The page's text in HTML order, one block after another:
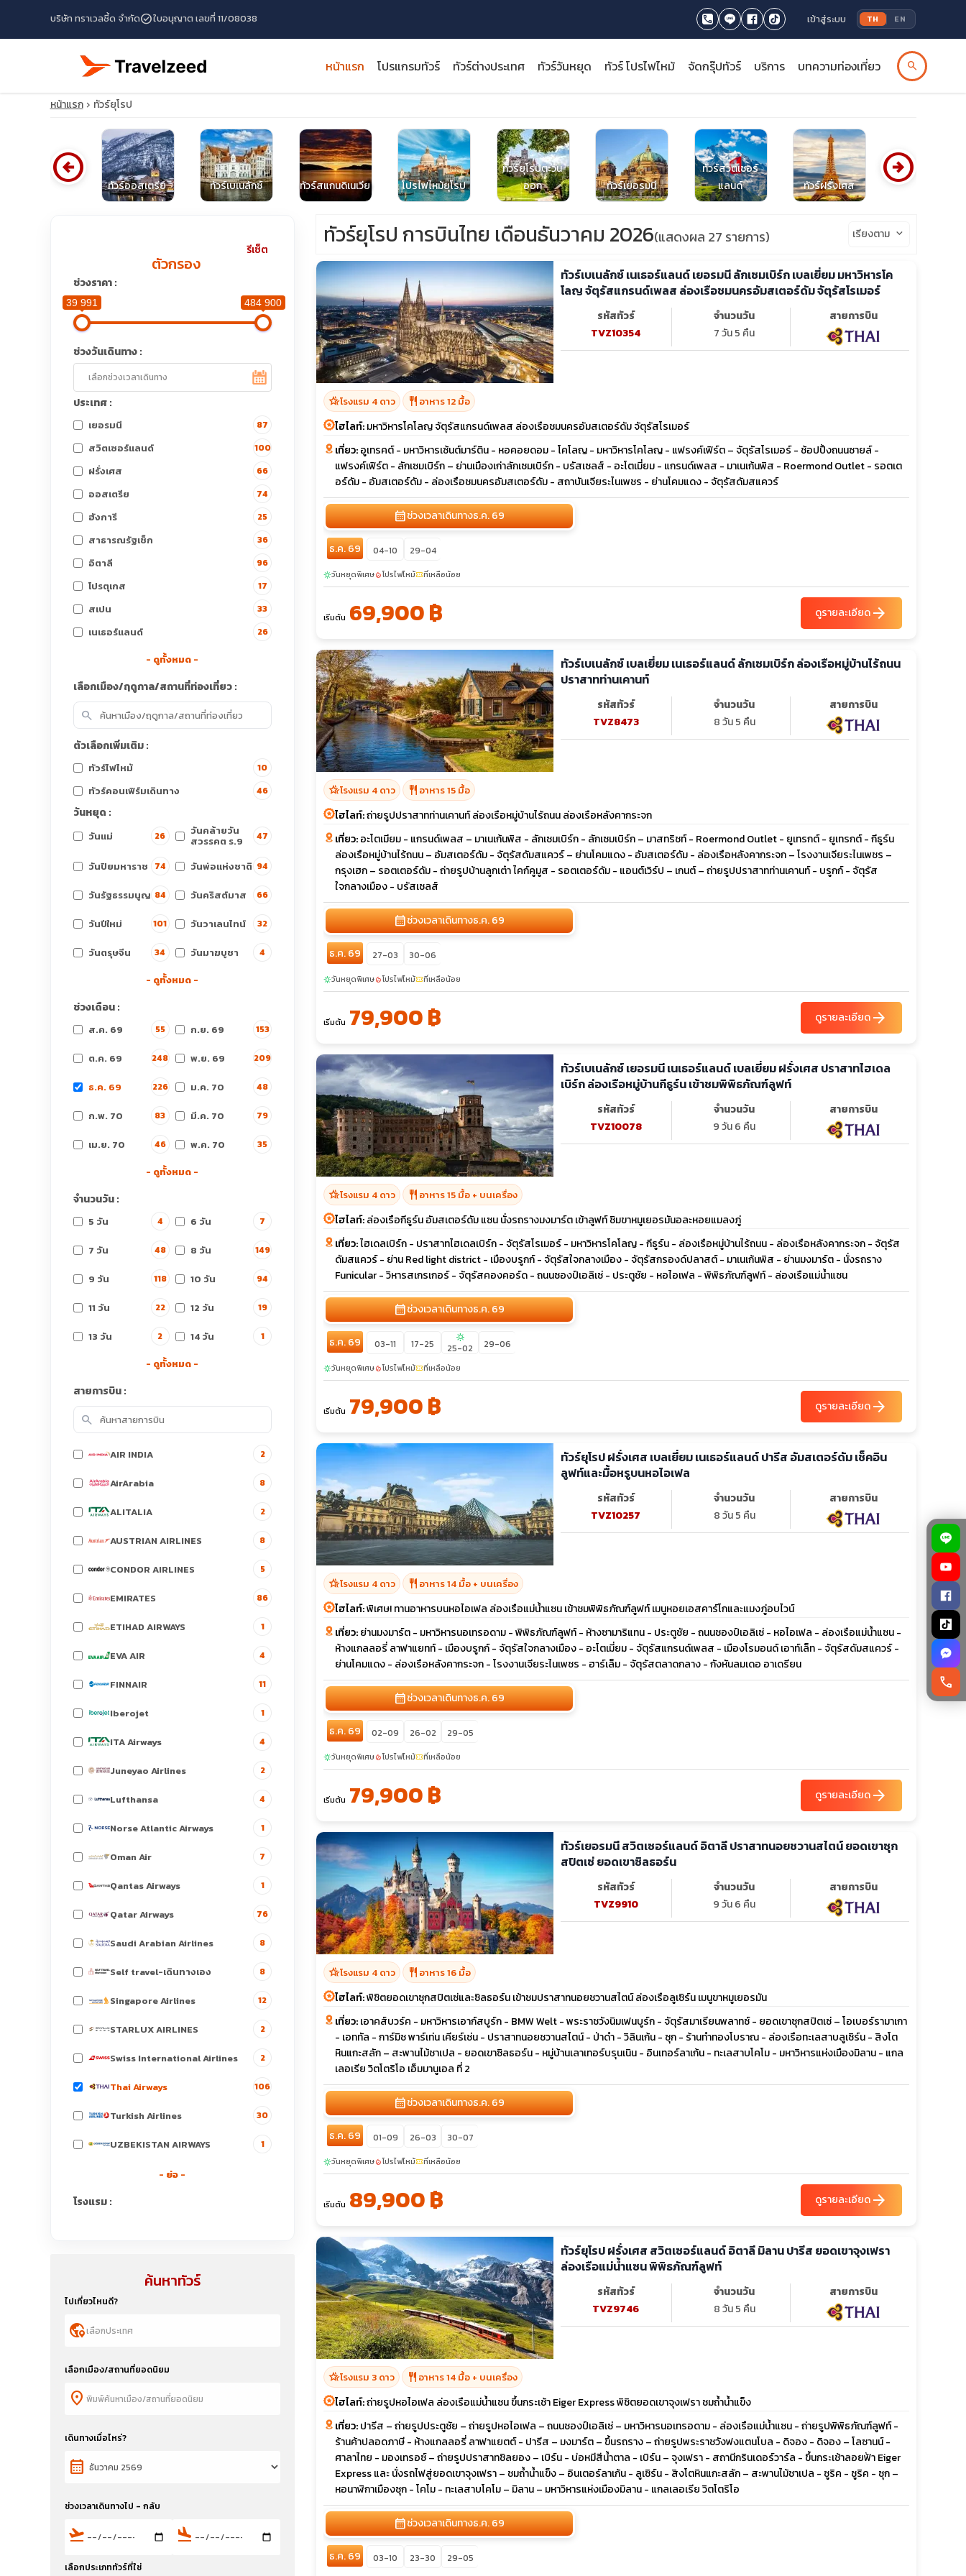
บริษัท ทราเวลซี้ด จำกัดcheck_circleใบอนุญาต เลขที่ 11/08038 เข้าสู่ระบบ TH EN
หน้าแรก โปรแกรมทัวร์ ทัวร์ต่างประเทศ ทัวร์วันหยุด ทัวร์ โปรไฟไหม้ จัดกรุ๊ปทัวร์ บริการ บทความท่องเที่ยว search
close
หน้าแรก ทัวร์ยุโรป
ทัวร์ออสเตรีย ทัวร์เบเนลักซ์ ทัวร์สแกนดิเนเวีย โปรไฟไหม้ยุโรป
ทัวร์ยุโรปตะวัน
ออก
ทัวร์เยอรมนี
ทัวร์สวิตเซอร์
แลนด์
ทัวร์ฝรั่งเศส
arrow_circle_left arrow_circle_right
รีเซ็ต
ตัวกรอง
ช่วงราคา :
39 991 484 900
ช่วงวันเดินทาง :
ประเทศ :
เยอรมนี 87
สวิตเซอร์แลนด์ 100
ฝรั่งเศส 66
ออสเตรีย 74
ฮังการี 25
สาธารณรัฐเช็ก 36
อิตาลี 96
โปรตุเกส 17
สเปน 33
เนเธอร์แลนด์ 26
- ดูทั้งหมด -
เลือกเมือง/ฤดูกาล/สถานที่ท่องเที่ยว :
search
ตัวเลือกเพิ่มเติม :
ทัวร์ไฟไหม้ 10
ทัวร์คอนเฟิร์มเดินทาง 46
วันหยุด :
วันแม่ 26 วันคล้ายวัน
สวรรคต ร.9 47
วันปิยมหาราช 74 วันพ่อแห่งชาติ 94
วันรัฐธรรมนูญ 84 วันคริสต์มาส 66
วันปีใหม่ 101 วันวาเลนไทน์ 32
วันตรุษจีน 34 วันมาฆบูชา 4
- ดูทั้งหมด -
ช่วงเดือน :
ส.ค. 69 55 ก.ย. 69 153
ต.ค. 69 248 พ.ย. 69 209
ธ.ค. 69 226 ม.ค. 70 48
ก.พ. 70 83 มี.ค. 70 79
เม.ย. 70 46 พ.ค. 70 35
- ดูทั้งหมด -
จำนวนวัน :
5 วัน 4 6 วัน 7
7 วัน 48 8 วัน 149
9 วัน 118 10 วัน 94
11 วัน 22 12 วัน 19
13 วัน 2 14 วัน 1
- ดูทั้งหมด -
สายการบิน :
search
AIR INDIA 2
AirArabia 8
ALITALIA 2
AUSTRIAN AIRLINES 8
CONDOR AIRLINES 5
EMIRATES 86
ETIHAD AIRWAYS 1
EVA AIR 4
FINNAIR 11
Iberojet 1
ITA Airways 4
Juneyao Airlines 2
Lufthansa 4
Norse Atlantic Airways 1
Oman Air 7
Qantas Airways 1
Qatar Airways 76
Saudi Arabian Airlines 8
Self travel-เดินทางเอง 8
Singapore Airlines 12
STARLUX AIRLINES 2
Swiss International Airlines 2
Thai Airways 106
Turkish Airlines 30
UZBEKISTAN AIRWAYS 1
- ย่อ -
โรงแรม :
ค้นหาทัวร์
ไปเที่ยวไหนดี?
globe_location_pin
เลือกเมือง/สถานที่ยอดนิยม
location_on
เดินทางเมื่อไหร่?
calendar_month
ช่วงเวลาเดินทางไป - กลับ
flight_takeoff flight_land
เลือกประเภททัวร์ที่ใช่
ทัวร์ยุโรป การบินไทย เดือนธันวาคม 2026(แสดงผล 27 รายการ) เรียงตาม keyboard_arrow_down
ทัวร์เบเนลักซ์ เนเธอร์แลนด์ เยอรมนี ลักเซมเบิร์ก เบลเยี่ยม มหาวิหารโค
โลญ จัตุรัสแกรนด์เพลส ล่องเรือชมนครอัมสเตอร์ดัม จัตุรัสโรเมอร์
รหัสทัวร์
TVZ10354
จำนวนวัน
7 วัน 5 คืน
สายการบิน
hotel_classโรงแรม 4 ดาว restaurant อาหาร 12 มื้อ
ไฮไลท์:มหาวิหารโคโลญ จัตุรัสแกรนด์เพลส ล่องเรือชมนครอัมสเตอร์ดัม จัตุรัสโรเมอร์
เที่ยว:อูเทรคต์ - มหาวิหารเซ้นต์มาร์ติน - หอคอยดอม - โคโลญ - มหาวิหารโคโลญ - แฟรงค์เฟิร์ต – จัตุรัสโรเมอร์ - ช้อปปิ้งถนนซายล์ -
แฟรงค์เฟิร์ต - ลักเซมเบิร์ก – ย่านเมืองเก่าลักเซมเบิร์ก - บรัสเซลส์ - อะโตเมี่ยม - แกรนด์เพลส - มาเนเก้นพิส - Roermond Outlet - รอตเต
อร์ดัม - อัมสเตอร์ดัม - ล่องเรือชมนครอัมสเตอร์ดัม - สถาบันเจียระไนเพชร - ย่านโคมแดง - จัตุรัสดัมสแควร์
calendar_monthช่วงเวลาเดินทางธ.ค. 69
ธ.ค. 69 04-10 29-04
sunnyวันหยุดพิเศษlocal_fire_departmentโปรไฟไหม้confirmation_numberที่เหลือน้อย
เริ่มต้น 69,900 ฿ ดูรายละเอียดarrow_forward
ทัวร์เบเนลักซ์ เบลเยี่ยม เนเธอร์แลนด์ ลักเซมเบิร์ก ล่องเรือหมู่บ้านไร้ถนน
ปราสาทท่านเคานท์
รหัสทัวร์
TVZ8473
จำนวนวัน
8 วัน 5 คืน
สายการบิน
hotel_classโรงแรม 4 ดาว restaurant อาหาร 15 มื้อ
ไฮไลท์:ถ่ายรูปปราสาทท่านเคานท์ ล่องเรือหมู่บ้านไร้ถนน ล่องเรือหลังคากระจก
เที่ยว:อะโตเมียม - แกรนด์เพลส – มาเนเก้นพิส - ลักเซมเบิร์ก - ลักเซมเบิร์ก – มาสทริชท์ - Roermond Outlet - ยูเทรกต์ - ยูเทรกต์ - กีธูร์น
ล่องเรือหมู่บ้านไร้ถนน – อัมสเตอร์ดัม - จัตุรัสดัมสแควร์ – ย่านโคมแดง - อัมสเตอร์ดัม - ล่องเรือหลังคากระจก – โรงงานเจียระไนเพชร –
กรุงเฮก – รอตเตอร์ดัม - ถ่ายรูปบ้านลูกเต๋า ไคก์คูมูส - รอตเตอร์ดัม - แอนต์เวิร์ป – เกนต์ – ถ่ายรูปปราสาทท่านเคานท์ - บรูกก์ - จัตุรัส
ใจกลางเมือง - บรัสเซลส์
calendar_monthช่วงเวลาเดินทางธ.ค. 69
ธ.ค. 69 27-03 30-06
sunnyวันหยุดพิเศษlocal_fire_departmentโปรไฟไหม้confirmation_numberที่เหลือน้อย
เริ่มต้น 79,900 ฿ ดูรายละเอียดarrow_forward
ทัวร์เบเนลักซ์ เยอรมนี เนเธอร์แลนด์ เบลเยี่ยม ฝรั่งเศส ปราสาทไฮเดล
เบิร์ก ล่องเรือหมู่บ้านกีธูร์น เข้าชมพิพิธภัณฑ์ลูฟท์
รหัสทัวร์
TVZ10078
จำนวนวัน
9 วัน 6 คืน
สายการบิน
hotel_classโรงแรม 4 ดาว restaurant อาหาร 15 มื้อ + บนเครื่อง
ไฮไลท์:ล่องเรือกีธูร์น อัมสเตอร์ดัม แซน นั่งรถรางมงมาร์ต เข้าลูฟท์ ชิมขาหมูเยอรมันอละหอยแมลงภู่
เที่ยว:ไฮเดลเบิร์ก - ปราสาทไฮเดลเบิร์ก - จัตุรัสโรเมอร์ - มหาวิหารโคโลญ - กีธูร์น - ล่องเรือหมู่บ้านไร้ถนน - ล่องเรือหลังคากระจก - จัตุรัส
ดัมสแควร์ - ย่าน Red light district - เมืองบรูกก์ - จัตุรัสใจกลางเมือง - จัตุรัสกรองด์ปลาสต์ - มาเนเก้นพิส - ย่านมงมาร์ต - นั่งรถราง
Funicular - วิหารสเกรเกอร์ - จัตุรัสคองคอร์ด - ถนนซองป์เอลิเซ่ - ประตูชัย - หอไอเฟล - พิพิธภัณฑ์ลูฟท์ - ล่องเรือแม่น้ำแซน
calendar_monthช่วงเวลาเดินทางธ.ค. 69
ธ.ค. 69 03-11 17-25
sunny
25-02 29-06
sunnyวันหยุดพิเศษlocal_fire_departmentโปรไฟไหม้confirmation_numberที่เหลือน้อย
เริ่มต้น 79,900 ฿ ดูรายละเอียดarrow_forward
ทัวร์ยุโรป ฝรั่งเศส เบลเยี่ยม เนเธอร์แลนด์ ปารีส อัมสเตอร์ดัม เช็คอิน
ลูฟท์และมื้อหรูบนหอไอเฟล
รหัสทัวร์
TVZ10257
จำนวนวัน
8 วัน 5 คืน
สายการบิน
hotel_classโรงแรม 4 ดาว restaurant อาหาร 14 มื้อ + บนเครื่อง
ไฮไลท์:พิเศษ! ทานอาหารบนหอไอเฟล ล่องเรือแม่น้ำแซน เข้าชมพิพิธภัณฑ์ลูฟท์ เมนูหอยเอสคาร์โกและแมงภู่อบไวน์
เที่ยว:ย่านมงมาร์ต - มหาวิหารนอเทรอดาม - พิพิธภัณฑ์ลูฟท์ - ห้างซามาริแทน - ประตูชัย - ถนนชองป์เอลิเซ่ - หอไอเฟล - ล่องเรือแม่น้ำแซน -
ห้างแกลลอรี่ ลาฟาแยทท์ - เมืองบรูกก์ - จัตุรัสใจกลางเมือง - อะโตเมี่ยม - จัตุรัสแกรนด์เพลส - เมืองโรมอนด์ เอาท์เล็ท - จัตุรัสดัมสแควร์ -
ย่านโคมแดง - ล่องเรือหลังคากระจก - โรงงานเจียระไนเพชร - ฮาร์เล็ม - จัตุรัสตลาดกลาง - กังหันลมเดอ อาเดรียน
calendar_monthช่วงเวลาเดินทางธ.ค. 69
ธ.ค. 69 02-09 26-02 29-05
sunnyวันหยุดพิเศษlocal_fire_departmentโปรไฟไหม้confirmation_numberที่เหลือน้อย
เริ่มต้น 79,900 ฿ ดูรายละเอียดarrow_forward
ทัวร์เยอรมนี สวิตเซอร์แลนด์ อิตาลี ปราสาทนอยชวานสไตน์ ยอดเขาซุก
สปิตเซ่ ยอดเขาซิลธอร์น
รหัสทัวร์
TVZ9910
จำนวนวัน
9 วัน 6 คืน
สายการบิน
hotel_classโรงแรม 4 ดาว restaurant อาหาร 16 มื้อ
ไฮไลท์:พิชิตยอดเขาซุกสปิตเซ่และซิลธอร์น เข้าชมปราสาทนอยชวานสไตน์ ล่องเรือลูเซิร์น เมนูขาหมูเยอรมัน
เที่ยว:เอาคส์บวร์ค - มหาวิหารเอาก์สบูร์ก - BMW Welt - พระราชวังนิมเฟนบูร์ก - จัตุรัสมาเรียนพลาทซ์ - ยอดเขาซุกสปิตเซ่ – โอเบอร์รามาเกา
- เอททัล - การ์มิช พาร์เท่น เคียร์เช่น - ปราสาทนอยชวานสไตน์ - ป่าดำ - วิลินเก้น - ซุก - ร้านทำทองโบราณ - ล่องเรือทะเลสาบลูเซิร์น - สิงโต
หินแกะสลัก – สะพานไม้ชาเปล - ยอดเขาซิลธอร์น - หมู่บ้านเลาเทอร์บรุนเนิน - อินเทอร์ลาเก้น - ทะเลสาบโคโม - มหาวิหารแห่งเมืองมิลาน - แกล
เลอเรีย วิตโตริโอ เอ็มมานูเอล ที่ 2
calendar_monthช่วงเวลาเดินทางธ.ค. 69
ธ.ค. 69 01-09 26-03 30-07
sunnyวันหยุดพิเศษlocal_fire_departmentโปรไฟไหม้confirmation_numberที่เหลือน้อย
เริ่มต้น 89,900 ฿ ดูรายละเอียดarrow_forward
ทัวร์ยุโรป ฝรั่งเศส สวิตเซอร์แลนด์ อิตาลี มิลาน ปารีส ยอดเขาจุงเฟรา
ล่องเรือแม่น้ำแซน พิพิธภัณฑ์ลูฟท์
รหัสทัวร์
TVZ9746
จำนวนวัน
8 วัน 5 คืน
สายการบิน
hotel_classโรงแรม 3 ดาว restaurant อาหาร 14 มื้อ + บนเครื่อง
ไฮไลท์:ถ่ายรูปหอไอเฟล ล่องเรือแม่น้ำแซน ขึ้นกระเช้า Eiger Express พิชิตยอดเขาจุงเฟรา ชมถ้ำน้ำแข็ง
เที่ยว:ปารีส – ถ่ายรูปประตูชัย – ถ่ายรูปหอไอเฟล – ถนนชองป์เอลิเซ่ – มหาวิหารนอเทรอดาม - ล่องเรือแม่น้ำแซน - ถ่ายรูปพิพิธภัณฑ์ลูฟท์ -
ร้านค้าปลอดภาษี - ห้างแกลลอรี่ ลาฟาแยตต์ - ปารีส – มงมาร์ต – ขึ้นรถราง – ถ่ายรูปพระราชวังฟงแตนโบล - ดิจอง - ดิจอง – โลซานน์ -
ศาลาไทย - มองเทรอซ์ – ถ่ายรูปปราสาทชิลยอง – เบิร์น - บ่อหมีสีน้ำตาล - เบิร์น – จุงเฟรา - สถานีกรินเดอร์วาร์ล - ขึ้นกระเช้าลอยฟ้า Eiger
Express และ นั่งรถไฟสู่ยอดเขาจุงเฟรา – ชมถ้ำน้ำแข็ง – อินเตอร์ลาเก้น - ลูเซิร์น - สิงโตหินแกะสลัก – สะพานไม้ชาเปล - ซูริค - ซูริค - ซุก –
หอนาฬิกาเมืองซุก - โคโม - ทะเลสาบโคโม – มิลาน – มหาวิหารแห่งเมืองมิลาน - แกลเลอเรีย วิตโตริโอ
calendar_monthช่วงเวลาเดินทางธ.ค. 69
ธ.ค. 69 03-10 23-30 29-05
call